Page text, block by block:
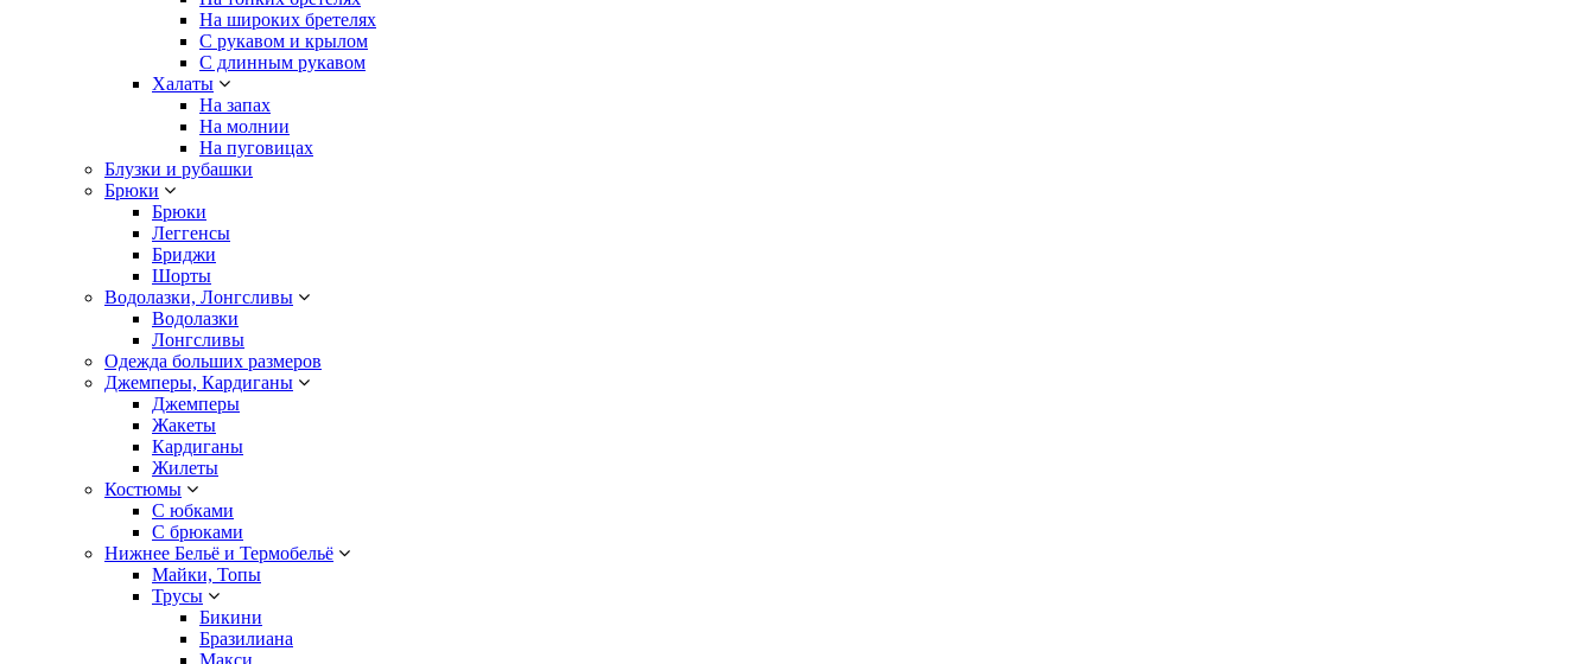
На широких бретелях
С рукавом и крылом
С длинным рукавом
Халаты
На запах
На молнии
На пуговицах
Блузки и рубашки
Брюки
Брюки
Леггенсы
Бриджи
Шорты
Водолазки, Лонгсливы
Водолазки
Лонгсливы
Одежда больших размеров
Джемперы, Кардиганы
Джемперы
Жакеты
Кардиганы
Жилеты
Костюмы
С юбками
С брюками
Нижнее Бельё и Термобельё
Майки, Топы
Трусы
Бикини
Бразилиана
Макси